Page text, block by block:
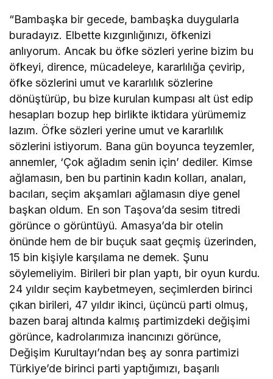
“Bambaşka bir gecede, bambaşka duygularla
buradayız. Elbette kızgınlığınızı, öfkenizi
anlıyorum. Ancak bu öfke sözleri yerine bizim bu
öfkeyi, dirence, mücadeleye, kararlılığa çevirip,
öfke sözlerini umut ve kararlılık sözlerine
dönüştürüp, bu bize kurulan kumpası alt üst edip
hesapları bozup hep birlikte iktidara yürümemiz
lazım. Öfke sözleri yerine umut ve kararlılık
sözlerini istiyorum. Bana gün boyunca teyzemler,
annemler, ‘Çok ağladım senin için’ dediler. Kimse
ağlamasın, ben bu partinin kadın kolları, anaları,
bacıları, seçim akşamları ağlamasın diye genel
başkan oldum. En son Taşova’da sesim titredi
görünce o görüntüyü. Amasya’da bir otelin
önünde hem de bir buçuk saat geçmiş üzerinden,
15 bin kişiyle karşılama ne demek. Şunu
söylemeliyim. Birileri bir plan yaptı, bir oyun kurdu.
24 yıldır seçim kaybetmeyen, seçimlerden birinci
çıkan birileri, 47 yıldır ikinci, üçüncü parti olmuş,
bazen baraj altında kalmış partimizdeki değişimi
görünce, kadrolarımıza inancınızı görünce,
Değişim Kurultayı’ndan beş ay sonra partimizi
Türkiye’de birinci parti yaptığımızı, başarılı